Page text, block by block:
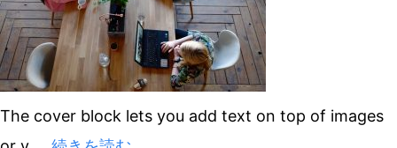
The cover block lets you add text on top of images